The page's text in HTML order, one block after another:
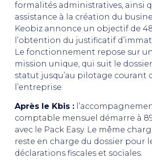
formalités administratives, ainsi
assistance à la création du
Keobiz annonce un objectif de
l’obtention du justificatif
Le fonctionnement repose sur
mission unique, qui suit le
statut jusqu’au pilotage courant
l’entreprise.
Après le Kbis :
comptable mensuel démarre à
avec le Pack Easy. Le même
reste en charge du dossier pour
déclarations fiscales et sociales.